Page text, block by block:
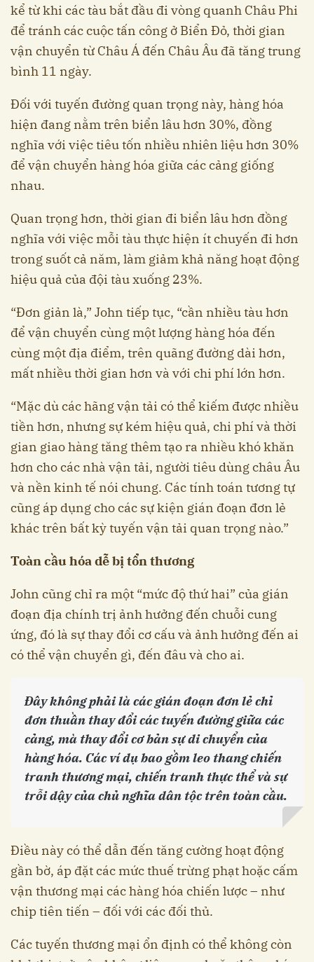
kể từ khi các tàu bắt đầu đi vòng quanh Châu Phi
để tránh các cuộc tấn công ở Biển Đỏ, thời gian
vận chuyển từ Châu Á đến Châu Âu đã tăng trung
bình 11 ngày.
Đối với tuyến đường quan trọng này, hàng hóa
hiện đang nằm trên biển lâu hơn 30%, đồng
nghĩa với việc tiêu tốn nhiều nhiên liệu hơn 30%
để vận chuyển hàng hóa giữa các cảng giống
nhau.
Quan trọng hơn, thời gian đi biển lâu hơn đồng
nghĩa với việc mỗi tàu thực hiện ít chuyến đi hơn
trong suốt cả năm, làm giảm khả năng hoạt động
hiệu quả của đội tàu xuống 23%.
“Đơn giản là,” John tiếp tục, “cần nhiều tàu hơn
để vận chuyển cùng một lượng hàng hóa đến
cùng một địa điểm, trên quãng đường dài hơn,
mất nhiều thời gian hơn và với chi phí lớn hơn.
“Mặc dù các hãng vận tải có thể kiếm được nhiều
tiền hơn, nhưng sự kém hiệu quả, chi phí và thời
gian giao hàng tăng thêm tạo ra nhiều khó khăn
hơn cho các nhà vận tải, người tiêu dùng châu Âu
và nền kinh tế nói chung. Các tính toán tương tự
cũng áp dụng cho các sự kiện gián đoạn đơn lẻ
khác trên bất kỳ tuyến vận tải quan trọng nào.”
Toàn cầu hóa dễ bị tổn thương
John cũng chỉ ra một “mức độ thứ hai” của gián
đoạn địa chính trị ảnh hưởng đến chuỗi cung
ứng, đó là sự thay đổi cơ cấu và ảnh hưởng đến ai
có thể vận chuyển gì, đến đâu và cho ai.
Đây không phải là các gián đoạn đơn lẻ chỉ
đơn thuần thay đổi các tuyến đường giữa các
cảng, mà thay đổi cơ bản sự di chuyển của
hàng hóa. Các ví dụ bao gồm leo thang chiến
tranh thương mại, chiến tranh thực thể và sự
trỗi dậy của chủ nghĩa dân tộc trên toàn cầu.
Điều này có thể dẫn đến tăng cường hoạt động
gần bờ, áp đặt các mức thuế trừng phạt hoặc cấm
vận thương mại các hàng hóa chiến lược – như
chip tiên tiến – đối với các đối thủ.
Các tuyến thương mại ổn định có thể không còn